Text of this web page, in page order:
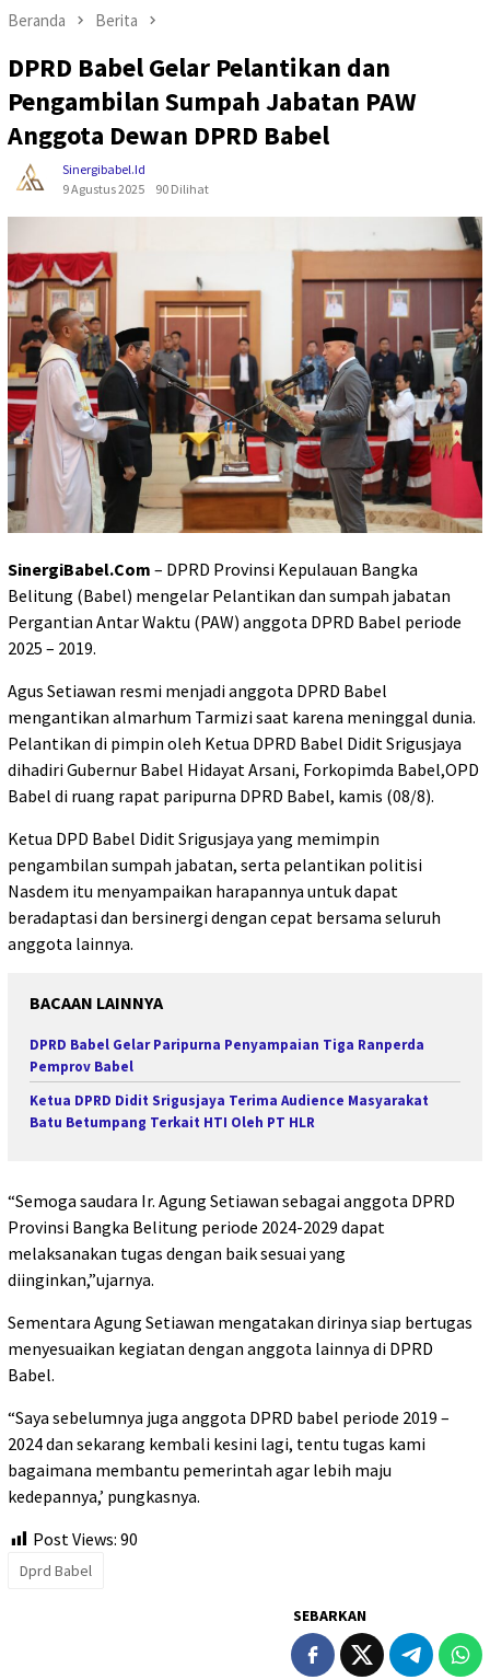
Beranda Berita
DPRD Babel Gelar Pelantikan dan
Pengambilan Sumpah Jabatan PAW
Anggota Dewan DPRD Babel
Sinergibabel.id
9 Agustus 2025
90 Dilihat
SinergiBabel.Com – DPRD Provinsi Kepulauan Bangka
Belitung (Babel) mengelar Pelantikan dan sumpah jabatan
Pergantian Antar Waktu (PAW) anggota DPRD Babel periode
2025 – 2019.
Agus Setiawan resmi menjadi anggota DPRD Babel
mengantikan almarhum Tarmizi saat karena meninggal dunia.
Pelantikan di pimpin oleh Ketua DPRD Babel Didit Srigusjaya
dihadiri Gubernur Babel Hidayat Arsani, Forkopimda Babel,OPD
Babel di ruang rapat paripurna DPRD Babel, kamis (08/8).
Ketua DPD Babel Didit Srigusjaya yang memimpin
pengambilan sumpah jabatan, serta pelantikan politisi
Nasdem itu menyampaikan harapannya untuk dapat
beradaptasi dan bersinergi dengan cepat bersama seluruh
anggota lainnya.
BACAAN LAINNYA
DPRD Babel Gelar Paripurna Penyampaian Tiga Ranperda
Pemprov Babel
Ketua DPRD Didit Srigusjaya Terima Audience Masyarakat
Batu Betumpang Terkait HTI Oleh PT HLR
“Semoga saudara Ir. Agung Setiawan sebagai anggota DPRD
Provinsi Bangka Belitung periode 2024-2029 dapat
melaksanakan tugas dengan baik sesuai yang
diinginkan,”ujarnya.
Sementara Agung Setiawan mengatakan dirinya siap bertugas
menyesuaikan kegiatan dengan anggota lainnya di DPRD
Babel.
“Saya sebelumnya juga anggota DPRD babel periode 2019 –
2024 dan sekarang kembali kesini lagi, tentu tugas kami
bagaimana membantu pemerintah agar lebih maju
kedepannya,’ pungkasnya.
Post Views: 90
Dprd Babel
SEBARKAN